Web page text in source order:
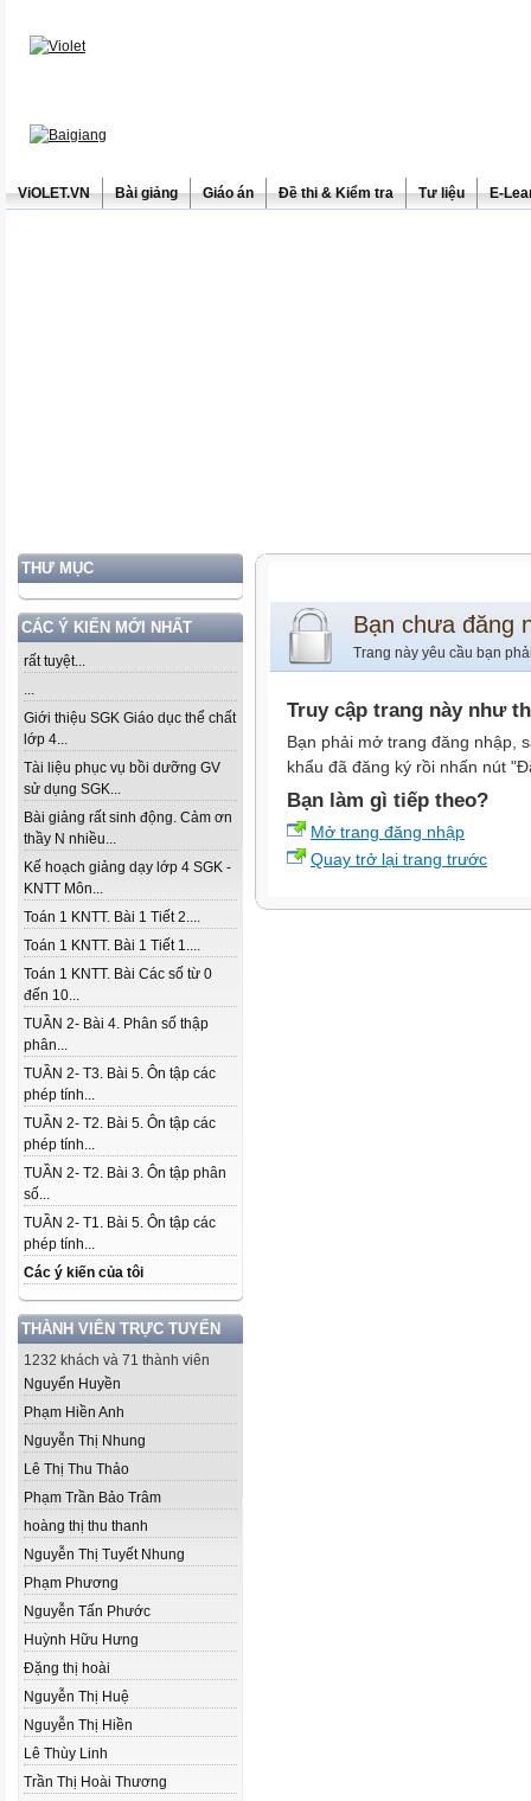
ViOLET.VN Bài giảng Giáo án Đề thi & Kiểm tra Tư liệu E-
THƯ MỤC
CÁC Ý KIẾN MỚI NHẤT
rất tuyệt...
...
Giới thiệu SGK Giáo dục thể chất
lớp 4...
Tài liệu phục vụ bồi dưỡng GV
sử dụng SGK...
Bài giảng rất sinh động. Cảm ơn
thầy N nhiều...
Kế hoạch giảng dạy lớp 4 SGK -
KNTT Môn...
Toán 1 KNTT. Bài 1 Tiết 2....
Toán 1 KNTT. Bài 1 Tiết 1....
Toán 1 KNTT. Bài Các số từ 0
đến 10...
TUẦN 2- Bài 4. Phân số thập
phân...
TUẦN 2- T3. Bài 5. Ôn tập các
phép tính...
TUẦN 2- T2. Bài 5. Ôn tập các
phép tính...
TUẦN 2- T2. Bài 3. Ôn tập phân
số...
TUẦN 2- T1. Bài 5. Ôn tập các
phép tính...
Các ý kiến của tôi
THÀNH VIÊN TRỰC TUYẾN
1232 khách và 71 thành viên
Nguyển Huyền
Phạm Hiền Anh
Nguyễn Thị Nhung
Lê Thị Thu Thảo
Phạm Trần Bảo Trâm
hoàng thị thu thanh
Nguyễn Thị Tuyết Nhung
Phạm Phương
Nguyễn Tấn Phước
Huỳnh Hữu Hưng
Đặng thị hoài
Nguyễn Thị Huệ
Nguyễn Thị Hiền
Lê Thùy Linh
Trần Thị Hoài Thương
Bạn chưa đăng
Trang này yêu cầu bạn
Truy cập trang này như
Bạn phải mở trang đăng nhập,
khẩu đã đăng ký rồi nhấn nút
Bạn làm gì tiếp theo?
Mở trang đăng nhập
Quay trở lại trang trước